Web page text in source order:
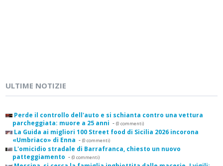
ULTIME NOTIZIE
Perde il controllo dell'auto e si schianta contro una vettura
parcheggiata: muore a 25 anni - (0 commenti)
La Guida ai migliori 100 Street food di Sicilia 2026 incorona
«Umbriaco» di Enna - (0 commenti)
L'omicidio stradale di Barrafranca, chiesto un nuovo
patteggiamento - (0 commenti)